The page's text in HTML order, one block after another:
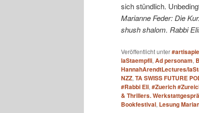
sich stündlich.
Marianne Feder: Die
shush shalom. Rabbi
Veröffentlicht unter
laStaempfli, Ad personam,
HannahArendtLectures/
NZZ, TA SWISS FUTURE
#Rabbi Eli, #Zuerich
& Thrillers.
Bookfestival, Lesung